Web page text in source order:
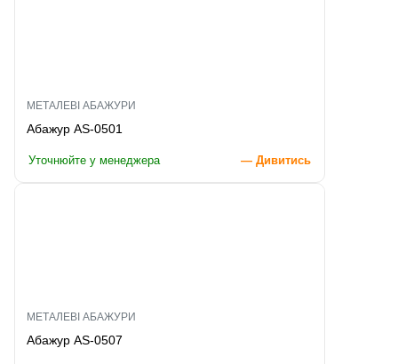
МЕТАЛЕВІ АБАЖУРИ
Абажур AS-0501
Уточнюйте у менеджера — Дивитись
МЕТАЛЕВІ АБАЖУРИ
Абажур AS-0507